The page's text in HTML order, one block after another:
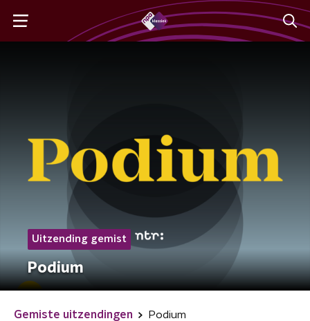
Uitzending gemist
Podium
Gemiste uitzendingen Podium